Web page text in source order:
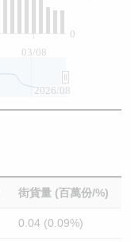
03/08
0
2026/08
街貨量 (百萬份/%)
0.04 (0.09%)